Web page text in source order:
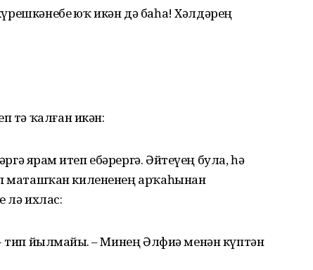
юҡ икән дә баһа! Хәлдәрең
тә ҡалған икән:
ярҙам итеп ебәрергә. Әйтеүең була, һә
маташҡан килененең арҡаһынан
лә ихлас:
тип йылмайҙы. – Минең Әлфиә менән күптән